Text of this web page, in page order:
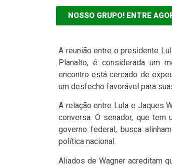
NOSSO GRUPO! ENTRE
A reunião entre o presidente
Planalto, é considerada um
encontro está cercado de
um desfecho favorável para
A relação entre Lula e Jaques
conversa. O senador, que
governo federal, busca
política nacional.
Aliados de Wagner acreditam